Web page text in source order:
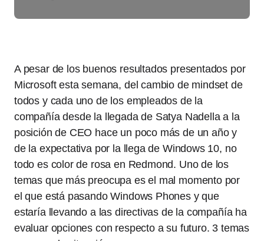
A pesar de los buenos resultados presentados por
Microsoft esta semana, del cambio de mindset de
todos y cada uno de los empleados de la
compañía desde la llegada de Satya Nadella a la
posición de CEO hace un poco más de un año y
de la expectativa por la llega de Windows 10, no
todo es color de rosa en Redmond. Uno de los
temas que más preocupa es el mal momento por
el que está pasando Windows Phones y que
estaría llevando a las directivas de la compañía ha
evaluar opciones con respecto a su futuro. 3 temas